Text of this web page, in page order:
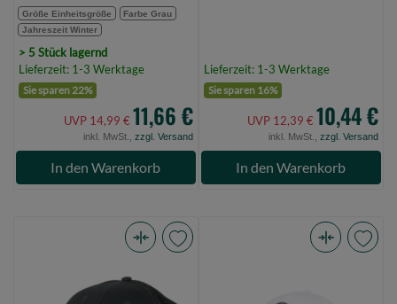
Größe Einheitsgröße
Farbe Grau
Jahreszeit Winter
> 5 Stück lagernd
Lieferzeit: 1-3 Werktage
Sie sparen 22%
UVP 14,99 € 11,66 €
inkl. MwSt., zzgl. Versand
In den Warenkorb
Lieferzeit: 1-3 Werktage
Sie sparen 16%
UVP 12,39 € 10,44 €
inkl. MwSt., zzgl. Versand
In den Warenkorb